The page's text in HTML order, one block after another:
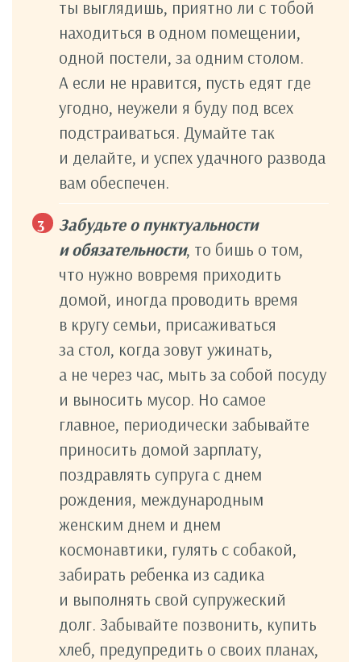
ты выглядишь, приятно ли с тобой
находиться в одном помещении,
одной постели, за одним столом.
А если не нравится, пусть едят где
угодно, неужели я буду под всех
подстраиваться. Думайте так
и делайте, и успех удачного развода
вам обеспечен.
Забудьте о пунктуальности
и обязательности, то бишь о том,
что нужно вовремя приходить
домой, иногда проводить время
в кругу семьи, присаживаться
за стол, когда зовут ужинать,
а не через час, мыть за собой посуду
и выносить мусор. Но самое
главное, периодически забывайте
приносить домой зарплату,
поздравлять супруга с днем
рождения, международным
женским днем и днем
космонавтики, гулять с собакой,
забирать ребенка из садика
и выполнять свой супружеский
долг. Забывайте позвонить, купить
хлеб, предупредить о своих планах,